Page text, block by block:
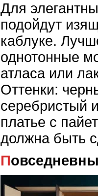
Для
подойдут
каблуке.
однотонные
атласа или
Оттенки:
серебристый
платье с
должна быть